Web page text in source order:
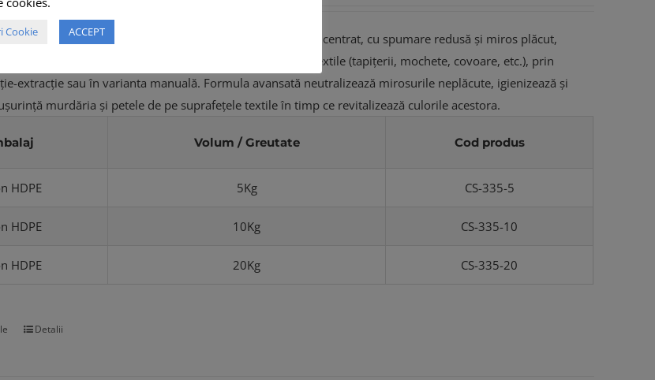
TAPIȚERII ȘI MOCHETE
este un detergent concentrat, cu spumare redusă și miros plăcut,
curățarea în profunzime a tuturor tipurilor de suprafețe textile (tapițerii, mochete, covoare, etc.), prin
extracție sau în varianta manuală. Formula avansată neutralizează mirosurile neplăcute, igienizează și
murdăria și petele de pe suprafețele textile în timp ce revitalizează culorile acestora.
Volum / Greutate Cod produs
HDPE 5Kg CS-335-5
HDPE 10Kg CS-335-10
HDPE 20Kg CS-335-20
Acest
Detalii
Cookie ACCEPT